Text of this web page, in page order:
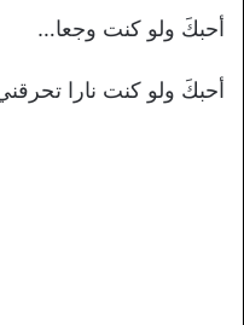
أحبكَ ولو كنت وجعا…
أحبكَ ولو كنت نارا